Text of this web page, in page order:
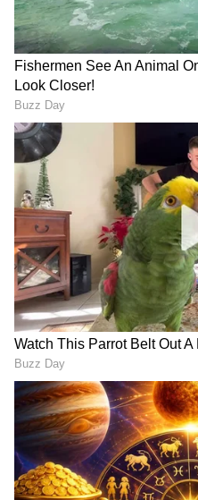
ರೋಹಿತ್ ಶರ್ಮಾ:
ಅಂತಾರಾಷ್ಟ್ರೀಯ ಟಿ20ಯಲ್ಲಿ
ರೋಹಿತ್ ಶರ್ಮಾ ನಾಲ್ಕು
ರಲ್ಲಿ ದಕ್ಷಿಣ ಆಫ್ರಿಕಾ ವಿರುದ್ಧ
ವಿರುದ್ಧ 118 ರನ್ ಹಾಗೂ
ಅಜೇಯ 100 ಮತ್ತು ವೆಸ್ಟ್